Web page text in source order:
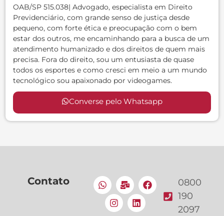
OAB/SP 515.038| Advogado, especialista em Direito
Previdenciário, com grande senso de justiça desde
pequeno, com forte ética e preocupação com o bem
estar dos outros, me encaminhando para a busca de um
atendimento humanizado e dos direitos de quem mais
precisa. Fora do direito, sou um entusiasta de quase
todos os esportes e como cresci em meio a um mundo
tecnológico sou apaixonado por videogames.
Converse pelo Whatsapp
Contato
0800
190
2097